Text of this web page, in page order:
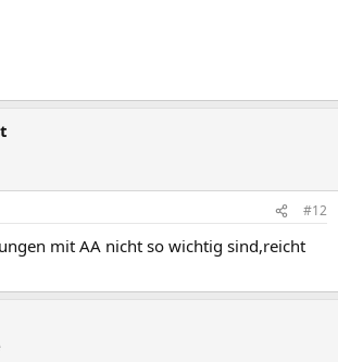
#12
mit AA nicht so wichtig sind,reicht